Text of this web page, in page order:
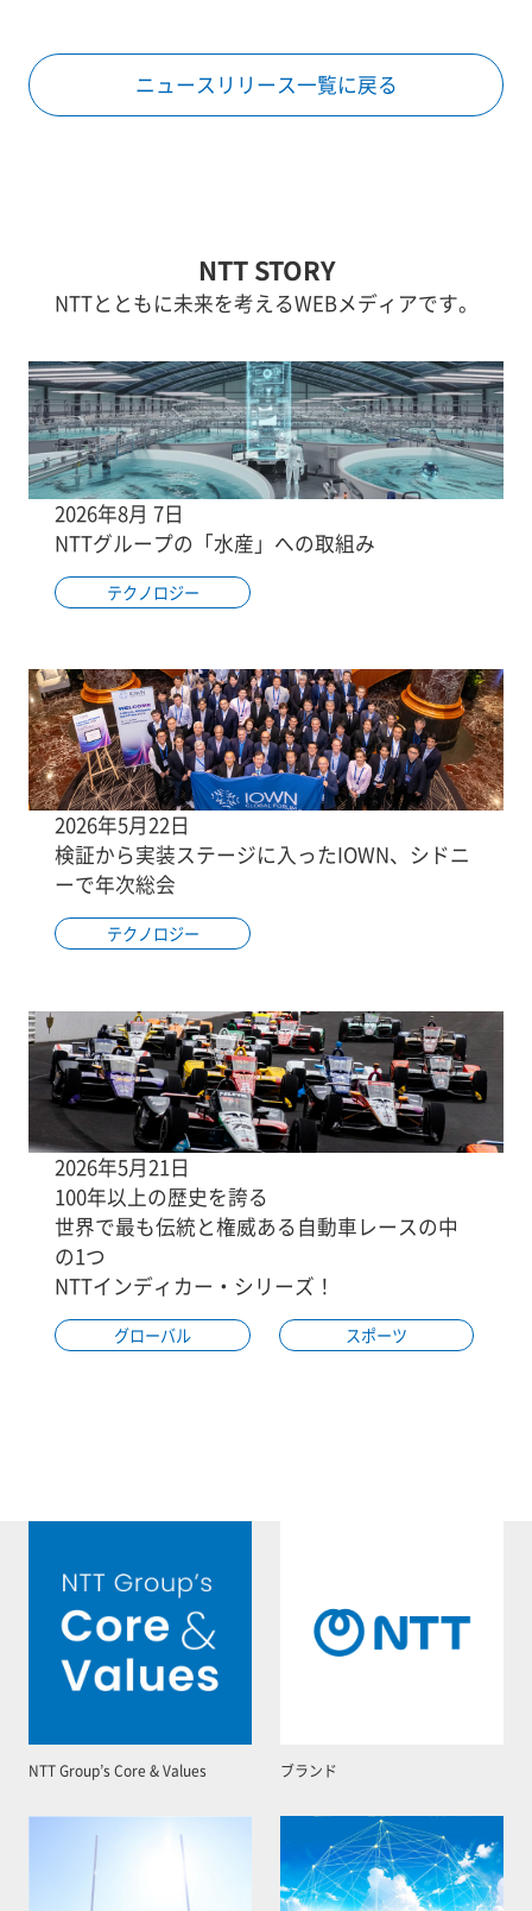
ニュースリリース一覧に戻る
NTT STORY
NTTとともに未来を考えるWEBメディアです。
2026年8月 7日
NTTグループの「水産」への取組み
テクノロジー
2026年5月22日
検証から実装ステージに入ったIOWN、シドニ
ーで年次総会
テクノロジー
2026年5月21日
100年以上の歴史を誇る
世界で最も伝統と権威ある自動車レースの中
の1つ
NTTインディカー・シリーズ！
グローバル スポーツ
NTT Group’s Core & Values ブランド